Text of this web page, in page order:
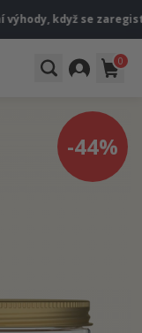
když se
0
-44%